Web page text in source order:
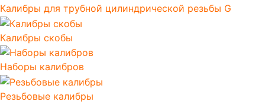
Калибры для трубной цилиндрической резьбы G
Калибры скобы
Наборы калибров
Резьбовые калибры